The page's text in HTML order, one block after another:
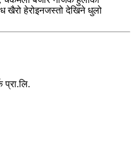
हेरोइनजस्तो देखिने धुलो
प्रा.लि.